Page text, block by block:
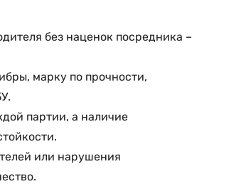
без наценок посредника –
марку по прочности,
партии, а наличие
или нарушения